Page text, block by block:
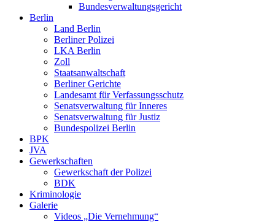
Bundesverwaltungsgericht
Berlin
Land Berlin
Berliner Polizei
LKA Berlin
Zoll
Staatsanwaltschaft
Berliner Gerichte
Landesamt für Verfassungsschutz
Senatsverwaltung für Inneres
Senatsverwaltung für Justiz
Bundespolizei Berlin
BPK
JVA
Gewerkschaften
Gewerkschaft der Polizei
BDK
Kriminologie
Galerie
Videos „Die Vernehmung“